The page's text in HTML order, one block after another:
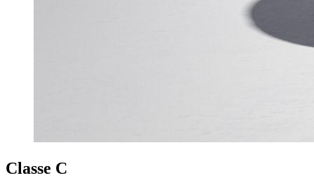
Classe C